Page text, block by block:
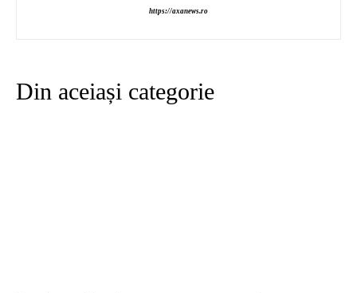
https://axanews.ro
Din aceiași categorie